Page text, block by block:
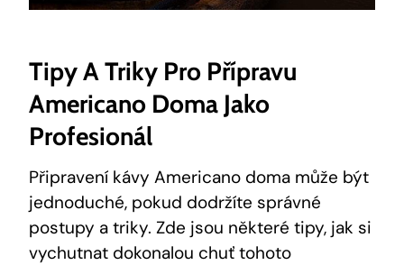
Tipy A Triky Pro Přípravu
Americano Doma Jako
Profesionál
Připravení kávy Americano doma může být
jednoduché, pokud dodržíte správné
postupy a triky. Zde jsou některé tipy, jak si
vychutnat dokonalou chuť tohoto